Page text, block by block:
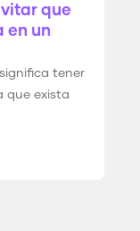
que
en un
tener
que exista